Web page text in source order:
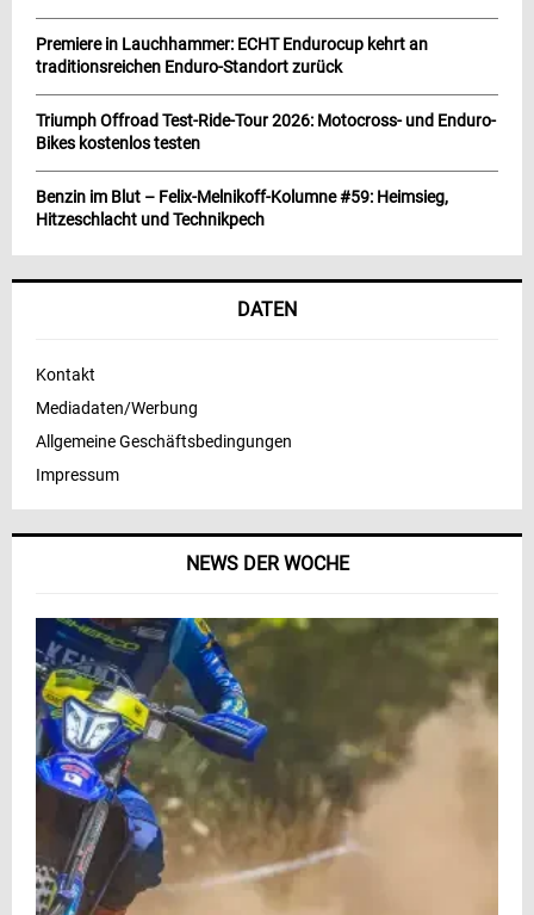
NEWS DER WOCHE
Premiere in Lauchhammer: ECHT Endurocup kehrt an
traditionsreichen Enduro-Standort zurück
Triumph Offroad Test-Ride-Tour 2026: Motocross- und Enduro-
Bikes kostenlos testen
Benzin im Blut – Felix-Melnikoff-Kolumne #59: Heimsieg,
Hitzeschlacht und Technikpech
DATEN
Kontakt
Mediadaten/Werbung
Allgemeine Geschäftsbedingungen
Impressum